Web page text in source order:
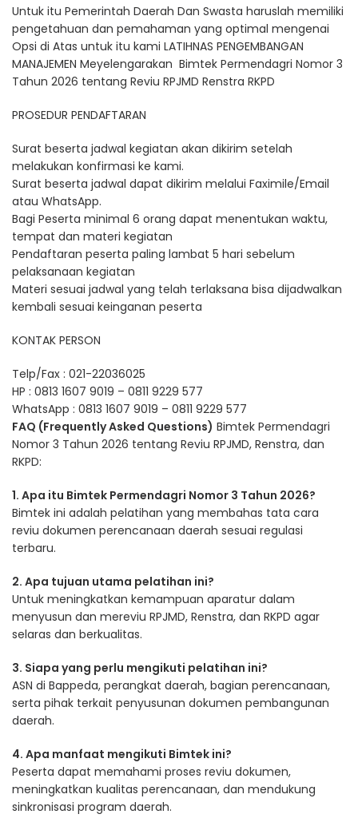
Untuk itu Pemerintah Daerah Dan Swasta haruslah memiliki
pengetahuan dan pemahaman yang optimal mengenai
Opsi di Atas untuk itu kami LATIHNAS PENGEMBANGAN
MANAJEMEN Meyelengarakan Bimtek Permendagri Nomor 3
Tahun 2026 tentang Reviu RPJMD Renstra RKPD
PROSEDUR PENDAFTARAN
Surat beserta jadwal kegiatan akan dikirim setelah
melakukan konfirmasi ke kami.
Surat beserta jadwal dapat dikirim melalui Faximile/Email
atau WhatsApp.
Bagi Peserta minimal 6 orang dapat menentukan waktu,
tempat dan materi kegiatan
Pendaftaran peserta paling lambat 5 hari sebelum
pelaksanaan kegiatan
Materi sesuai jadwal yang telah terlaksana bisa dijadwalkan
kembali sesuai keinganan peserta
KONTAK PERSON
Telp/Fax : 021-22036025
HP : 0813 1607 9019 – 0811 9229 577
WhatsApp : 0813 1607 9019 – 0811 9229 577
FAQ (Frequently Asked Questions) Bimtek Permendagri
Nomor 3 Tahun 2026 tentang Reviu RPJMD, Renstra, dan
RKPD:
1. Apa itu Bimtek Permendagri Nomor 3 Tahun 2026?
Bimtek ini adalah pelatihan yang membahas tata cara
reviu dokumen perencanaan daerah sesuai regulasi
terbaru.
2. Apa tujuan utama pelatihan ini?
Untuk meningkatkan kemampuan aparatur dalam
menyusun dan mereviu RPJMD, Renstra, dan RKPD agar
selaras dan berkualitas.
3. Siapa yang perlu mengikuti pelatihan ini?
ASN di Bappeda, perangkat daerah, bagian perencanaan,
serta pihak terkait penyusunan dokumen pembangunan
daerah.
4. Apa manfaat mengikuti Bimtek ini?
Peserta dapat memahami proses reviu dokumen,
meningkatkan kualitas perencanaan, dan mendukung
sinkronisasi program daerah.